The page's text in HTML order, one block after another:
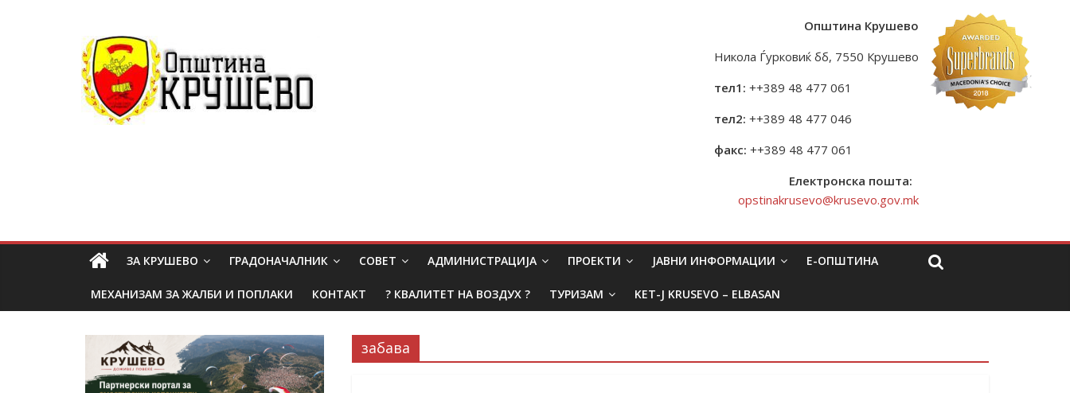
Општина Крушево
Никола Ѓурковиќ бб, 7550 Крушево
тел1: ++389 48 477 061
тел2: ++389 48 477 046
факс: ++389 48 477 061
Електронска пошта:
opstinakrusevo@krusevo.gov.mk
ЗА КРУШЕВО ГРАДОНАЧАЛНИК СОВЕТ АДМИНИСТРАЦИЈА ПРОЕКТИ ЈАВНИ ИНФОРМАЦИИ Е-ОПШТИНА
МЕХАНИЗАМ ЗА ЖАЛБИ И ПОПЛАКИ КОНТАКТ ? КВАЛИТЕТ НА ВОЗДУХ ? ТУРИЗАМ KET-J KRUSEVO – ELBASAN
забава